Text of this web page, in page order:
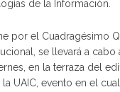
de la Información.
por el Cuadragésimo
se llevará a cabo
en la terraza del
UAIC, evento en el